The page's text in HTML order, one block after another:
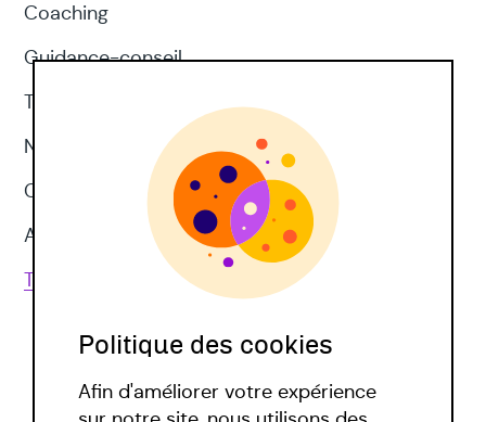
Coaching
Guidance-conseil
Thérapie d'acceptation et d'engagement
Neuropsychologie
CNV
Approches corporelles
Toutes les techniques
Politique des cookies
Afin d'améliorer votre expérience